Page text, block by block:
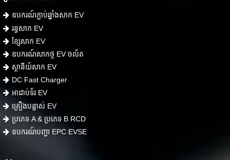
ឧបករណ៍ភ្ជាប់ឆ្នាំងសាក EV
រន្ធសាក EV
ខ្សែសាក EV
ឧបករណ៍សាកថ្ម EV ចល័ត
ស្ថានីយ៍សាក EV
DC Fast Charger
អាដាប់ទ័រ EV
គ្រឿងបន្លាស់ EV
ប្រភេទ A & ប្រភេទ B RCD
ឧបករណ៍បញ្ជា EPC EVSE